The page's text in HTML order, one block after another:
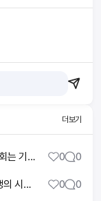
더보기
퇴사한 전업 이모티콘 작가가 살아남는 방법 | 기회는 기다리는 것이 아니라 만드는 것 0 0
드라마 작가지망생 VLOGㅣ프리랜서 작가지망생의 시간관리 방법⏰ㅣ무너져도 다시 만드는 루틴 0 0